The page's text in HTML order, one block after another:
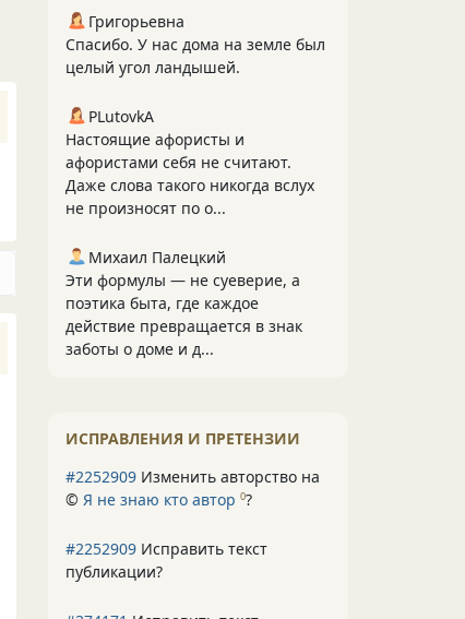
Григорьевна
Спасибо. У нас дома на земле был
целый угол ландышей.
PLutоvkА
Настоящие афористы и
афористами себя не считают.
Даже слова такого никогда вслух
не произносят по о...
Михаил Палецкий
Эти формулы — не суеверие, а
поэтика быта, где каждое
действие превращается в знак
заботы о доме и д...
ИСПРАВЛЕНИЯ И ПРЕТЕНЗИИ
#2252909 Изменить авторство на
© Я не знаю кто автор 0?
#2252909 Исправить текст
публикации?